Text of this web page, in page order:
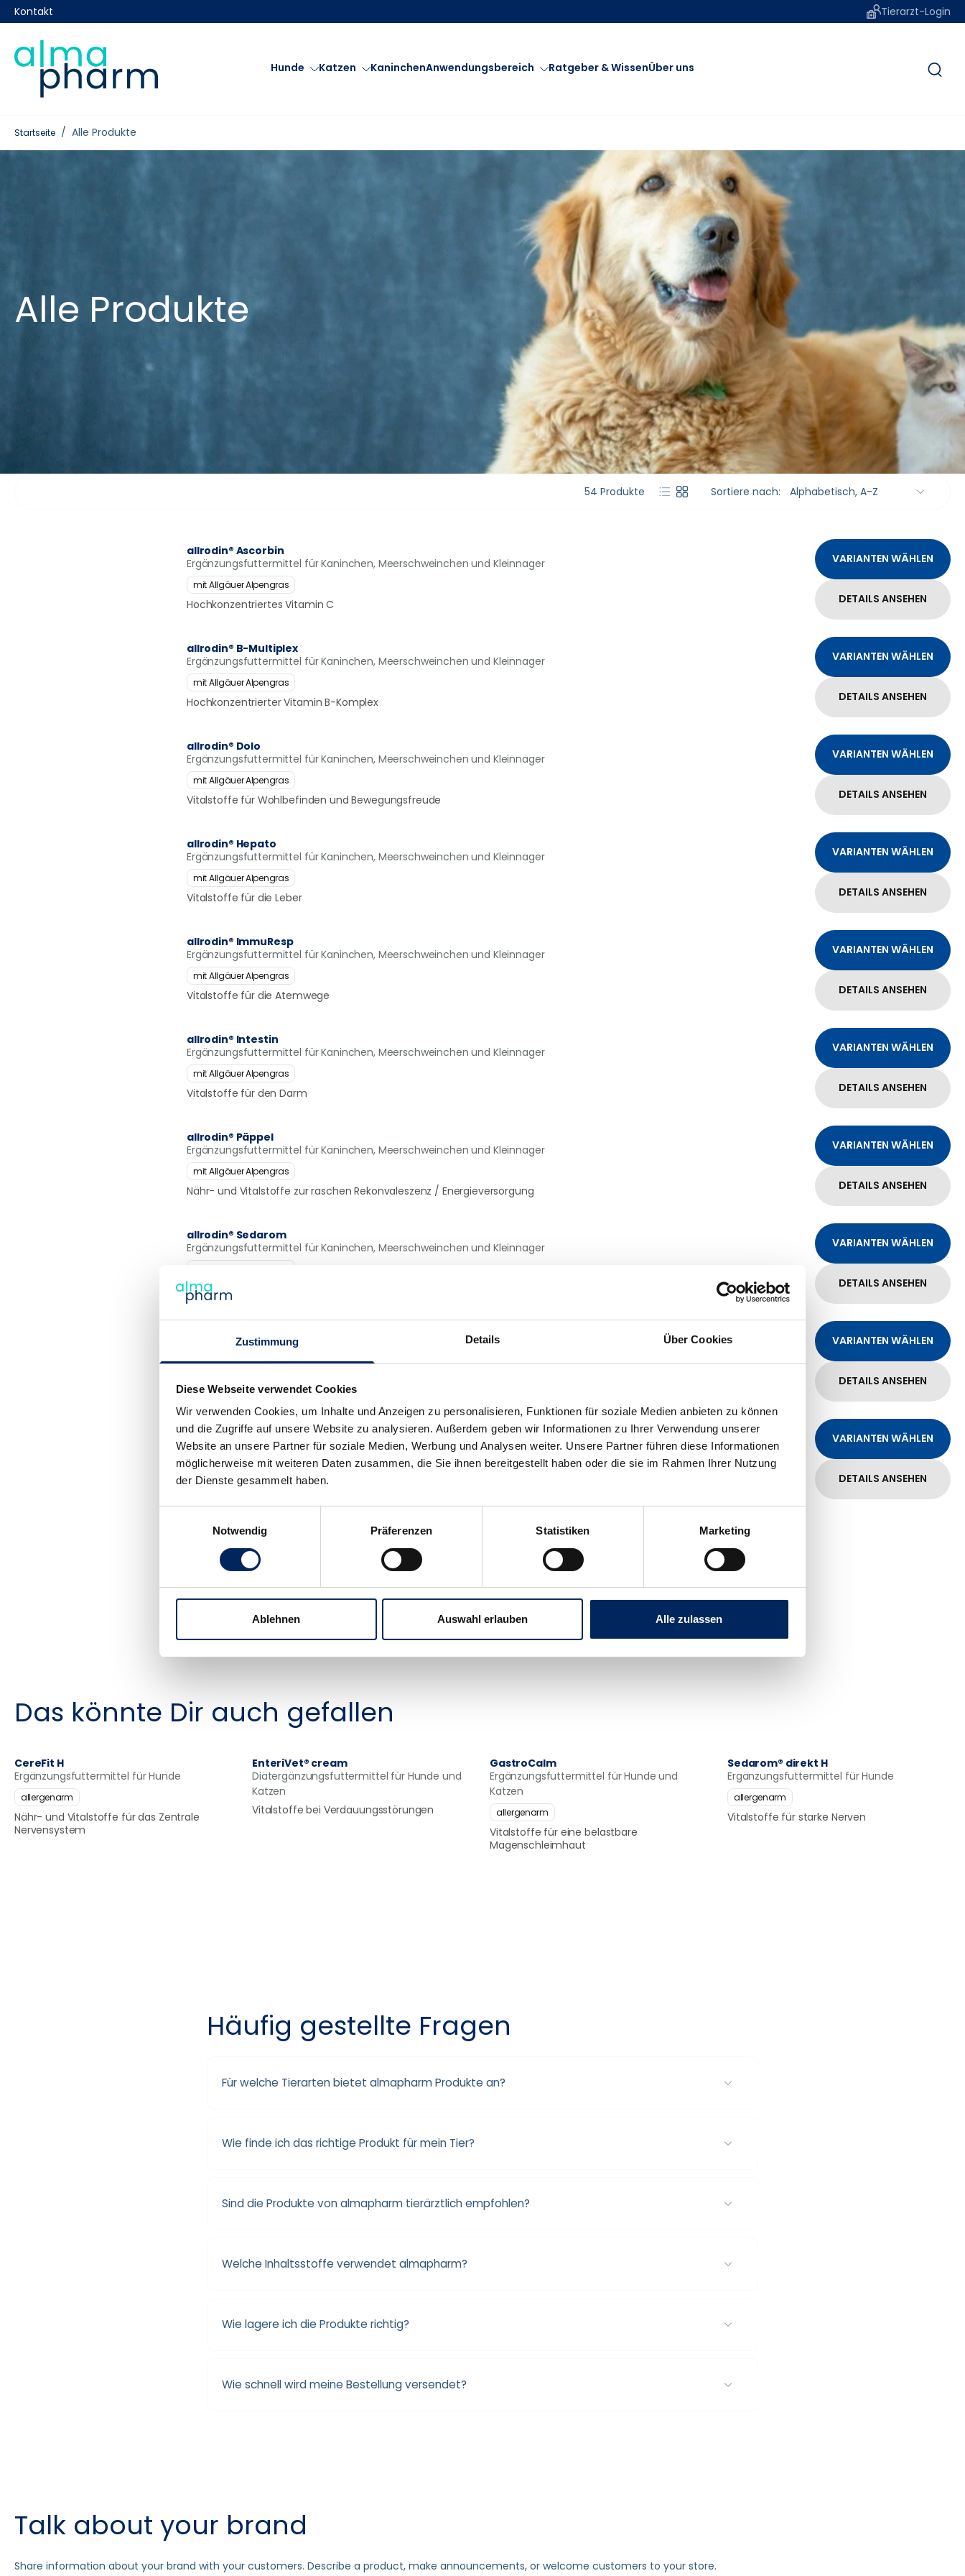
Zustimmung Details Über Cookies
Diese Webseite verwendet Cookies
Wir verwenden Cookies, um Inhalte und Anzeigen zu personalisieren, Funktionen für soziale Medien anbieten zu können
und die Zugriffe auf unsere Website zu analysieren. Außerdem geben wir Informationen zu Ihrer Verwendung unserer
Website an unsere Partner für soziale Medien, Werbung und Analysen weiter. Unsere Partner führen diese Informationen
möglicherweise mit weiteren Daten zusammen, die Sie ihnen bereitgestellt haben oder die sie im Rahmen Ihrer Nutzung
der Dienste gesammelt haben.
Notwendig
Präferenzen Statistiken Marketing
Ablehnen Auswahl erlauben Alle zulassen
Kontakt Tierarzt-Login
Hunde Katzen KaninchenAnwendungsbereich Ratgeber & WissenÜber uns
Startseite / Alle Produkte
Alle Produkte
54 Produkte Sortiere nach:
allrodin® Ascorbin
Ergänzungsfuttermittel für Kaninchen, Meerschweinchen und Kleinnager
mit Allgäuer Alpengras
Hochkonzentriertes Vitamin C
VARIANTEN WÄHLEN
DETAILS ANSEHEN
allrodin® B-Multiplex
Ergänzungsfuttermittel für Kaninchen, Meerschweinchen und Kleinnager
mit Allgäuer Alpengras
Hochkonzentrierter Vitamin B-Komplex
VARIANTEN WÄHLEN
DETAILS ANSEHEN
allrodin® Dolo
Ergänzungsfuttermittel für Kaninchen, Meerschweinchen und Kleinnager
mit Allgäuer Alpengras
Vitalstoffe für Wohlbefinden und Bewegungsfreude
VARIANTEN WÄHLEN
DETAILS ANSEHEN
allrodin® Hepato
Ergänzungsfuttermittel für Kaninchen, Meerschweinchen und Kleinnager
mit Allgäuer Alpengras
Vitalstoffe für die Leber
VARIANTEN WÄHLEN
DETAILS ANSEHEN
allrodin® ImmuResp
Ergänzungsfuttermittel für Kaninchen, Meerschweinchen und Kleinnager
mit Allgäuer Alpengras
Vitalstoffe für die Atemwege
VARIANTEN WÄHLEN
DETAILS ANSEHEN
allrodin® Intestin
Ergänzungsfuttermittel für Kaninchen, Meerschweinchen und Kleinnager
mit Allgäuer Alpengras
Vitalstoffe für den Darm
VARIANTEN WÄHLEN
DETAILS ANSEHEN
allrodin® Päppel
Ergänzungsfuttermittel für Kaninchen, Meerschweinchen und Kleinnager
mit Allgäuer Alpengras
Nähr- und Vitalstoffe zur raschen Rekonvaleszenz / Energieversorgung
VARIANTEN WÄHLEN
DETAILS ANSEHEN
allrodin® Sedarom
Ergänzungsfuttermittel für Kaninchen, Meerschweinchen und Kleinnager
Vitalstoffe für das Nervensystem
VARIANTEN WÄHLEN
DETAILS ANSEHEN
Ergänzungsfuttermittel für Kaninchen, Meerschweinchen und Kleinnager
mit Allgäuer Alpengras
Vitalstoffe für den Harntrakt
VARIANTEN WÄHLEN
DETAILS ANSEHEN
Almazyme®
Ergänzungsfuttermittel für Hunde und Katzen
Vitalstoffe für optimalen Nahrungsaufschluss
VARIANTEN WÄHLEN
DETAILS ANSEHEN
Du hast 10 von 54 Artikeln gesehen
Das könnte Dir auch gefallen
CereFit H
Ergänzungsfuttermittel für Hunde
allergenarm
Nähr- und Vitalstoffe für das Zentrale
Nervensystem
EnteriVet® cream
Diätergänzungsfuttermittel für Hunde und
Katzen
Vitalstoffe bei Verdauungsstörungen
GastroCalm
Ergänzungsfuttermittel für Hunde und
Katzen
allergenarm
Vitalstoffe für eine belastbare
Magenschleimhaut
Sedarom® direkt H
Ergänzungsfuttermittel für Hunde
allergenarm
Vitalstoffe für starke Nerven
Häufig gestellte Fragen
Für welche Tierarten bietet almapharm Produkte an?
Wie finde ich das richtige Produkt für mein Tier?
Sind die Produkte von almapharm tierärztlich empfohlen?
Welche Inhaltsstoffe verwendet almapharm?
Wie lagere ich die Produkte richtig?
Wie schnell wird meine Bestellung versendet?
Talk about your brand
Share information about your brand with your customers. Describe a product, make announcements, or welcome customers to your store.